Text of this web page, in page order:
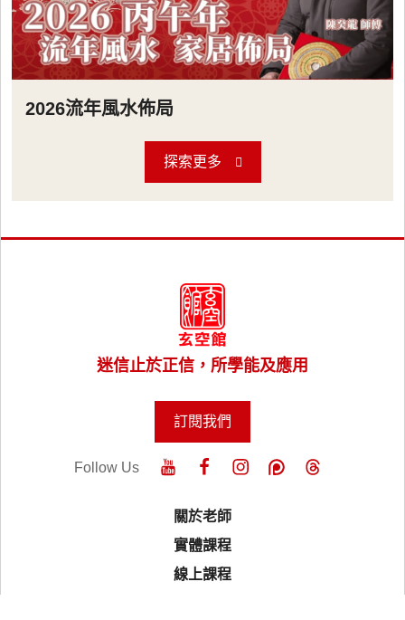
2026流年風水佈局
探索更多
迷信止於正信，所學能及應用
訂閱我們
Follow Us
關於老師
實體課程
線上課程